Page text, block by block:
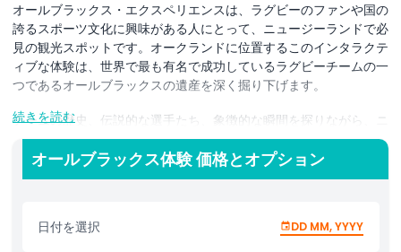
オールブラックス・エクスペリエンスは、ラグビーのファンや国の
誇るスポーツ文化に興味がある人にとって、ニュージーランドで必
見の観光スポットです。オークランドに位置するこのインタラクテ
ィブな体験は、世界で最も有名で成功しているラグビーチームの一
つであるオールブラックスの遺産を深く掘り下げます。
チームの歴史、伝説的な選手たち、象徴的な瞬間を探りながら、ニ
ュージーランドのラグビーの世界に足を踏み入れてください。オー
ルブラックスが毎試合前に行う伝統的なマオリの戦いの舞踊ハカの
力強さを感じ、その文化的意義について学びましょう。最新技術、
続きを読む
オールブラックス体験 価格とオプション
日付を選択 DD MM, YYYY